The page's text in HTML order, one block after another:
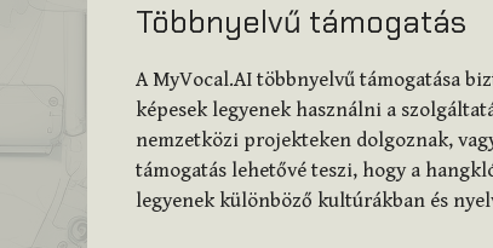
Többnyelvű támogatás
A MyVocal.AI többnyelvű támogatása
képesek legyenek használni a
nemzetközi projekteken dolgoznak,
támogatás lehetővé teszi, hogy a
legyenek különböző kultúrákban és